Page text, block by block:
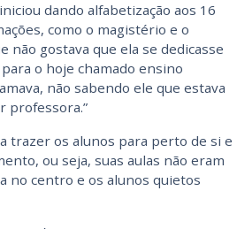
dando alfabetização aos 16
como o magistério e o
não gostava que ela se dedicasse
o hoje chamado ensino
não sabendo ele que estava
professora.”
trazer os alunos para perto de si e
ou seja, suas aulas não eram
no centro e os alunos quietos